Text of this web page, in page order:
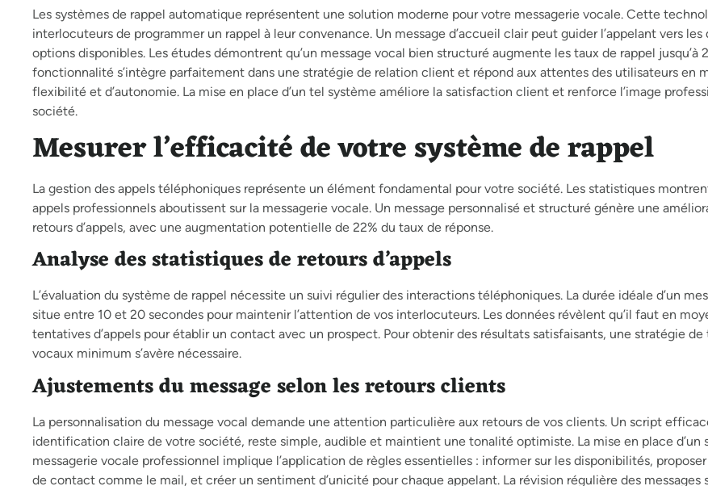
Les systèmes de rappel automatique représentent une solution moderne pour votre messagerie vocale. Cette
interlocuteurs de programmer un rappel à leur convenance. Un message d’accueil clair peut guider l’appelant vers
options disponibles. Les études démontrent qu’un message vocal bien structuré augmente les taux de rappel jusqu’à
fonctionnalité s’intègre parfaitement dans une stratégie de relation client et répond aux attentes des utilisateurs en
flexibilité et d’autonomie. La mise en place d’un tel système améliore la satisfaction client et renforce l’image
société.
Mesurer l’efficacité de votre système de rappel
La gestion des appels téléphoniques représente un élément fondamental pour votre société. Les statistiques
appels professionnels aboutissent sur la messagerie vocale. Un message personnalisé et structuré génère une
retours d’appels, avec une augmentation potentielle de 22% du taux de réponse.
Analyse des statistiques de retours d’appels
L’évaluation du système de rappel nécessite un suivi régulier des interactions téléphoniques. La durée idéale d’un
situe entre 10 et 20 secondes pour maintenir l’attention de vos interlocuteurs. Les données révèlent qu’il faut en
tentatives d’appels pour établir un contact avec un prospect. Pour obtenir des résultats satisfaisants, une stratégie de
vocaux minimum s’avère nécessaire.
Ajustements du message selon les retours clients
La personnalisation du message vocal demande une attention particulière aux retours de vos clients. Un script
identification claire de votre société, reste simple, audible et maintient une tonalité optimiste. La mise en place d’un
messagerie vocale professionnel implique l’application de règles essentielles : informer sur les disponibilités,
de contact comme le mail, et créer un sentiment d’unicité pour chaque appelant. La révision régulière des messages